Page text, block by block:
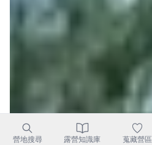
營地搜尋 露營知識庫 蒐藏營區